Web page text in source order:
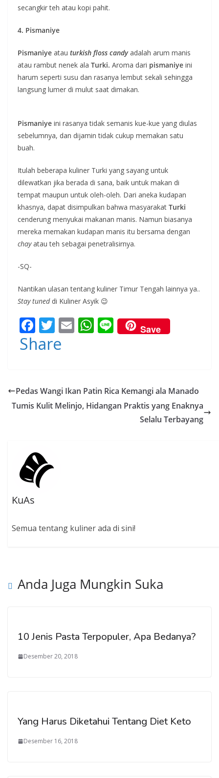
secangkir teh atau kopi pahit.
4. Pismaniye
Pismaniye atau turkish floss candyadalah arum manis
atau rambut nenek ala Turki. Aroma dari pismaniye ini
harum seperti susu dan rasanya lembut sekali sehingga
langsung lumer di mulut saat dimakan.
Pismaniye ini rasanya tidak semanis kue-kue yang diulas
sebelumnya, dan dijamin tidak cukup memakan satu
buah.
Itulah beberapa kuliner Turki yang sayang untuk
dilewatkan jika berada di sana, baik untuk makan di
tempat maupun untuk oleh-oleh. Dari aneka kudapan
khasnya, dapat disimpulkan bahwa masyarakat Turki
cenderung menyukai makanan manis. Namun biasanya
mereka memakan kudapan manis itu bersama dengan
chayatau teh sebagai penetralisirnya.
-SQ-
Nantikan ulasan tentang kuliner Timur Tengah lainnya ya..
Stay tuneddi Kuliner Asyik 😉
F
ac
e
o
o
T
w
itt
E W
A
p
Li
n
Save
Share
Pedas Wangi Ikan Patin Rica Kemangi ala Manado
Tumis Kulit Melinjo, Hidangan Praktis yang Enaknya
Selalu Terbayang
KuAs
Semua tentang kuliner ada di sini!
Anda Juga Mungkin Suka
10 Jenis Pasta Terpopuler, Apa Bedanya?
Desember 20, 2018
Yang Harus Diketahui Tentang Diet Keto
Desember 16, 2018